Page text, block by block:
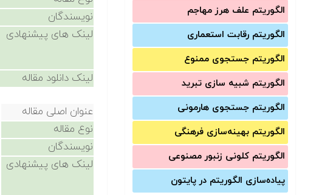
الگوریتم علف هرز مهاجم
الگوریتم رقابت استعماری
الگوریتم جستجوی ممنوع
الگوریتم شبیه سازی تبرید
الگوریتم جستجوی هارمونی
الگوریتم بهینه‌سازی فرهنگی
الگوریتم کلونی زنبور مصنوعی
پیاده‌سازی الگوریتم در پایتون
نویسندگان
لینک های پیشنهادی
لینک دانلود مقاله
عنوان اصلی مقاله
نوع مقاله
نویسندگان
لینک های پیشنهادی